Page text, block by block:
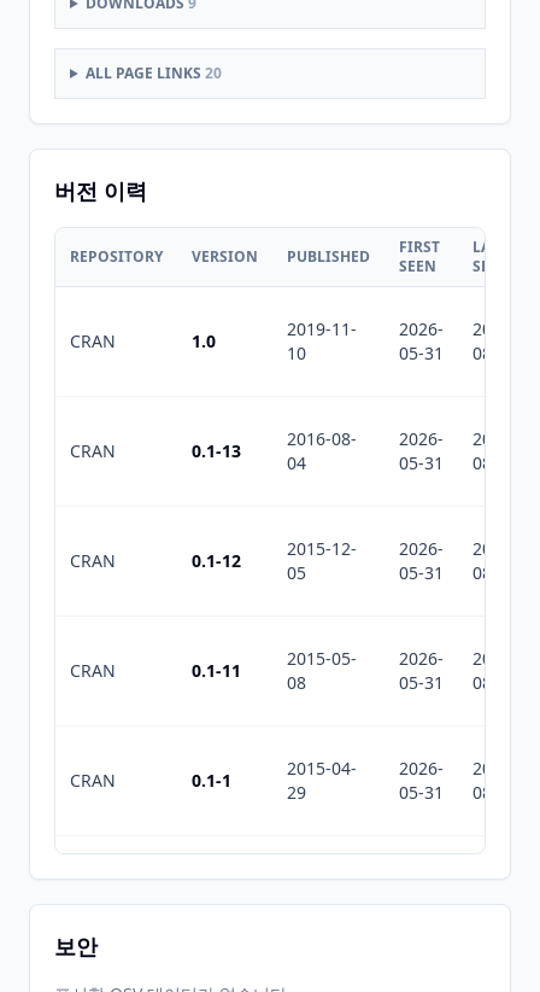
ALL PAGE LINKS 20
버전 이력
REPOSITORY VERSION PUBLISHED
FIRST
SEEN
LAST
SEEN
CRAN 1.0
2019-11-
10
2026-
05-31
2026-
08-03
CRAN 0.1-13
2016-08-
04
2026-
05-31
2026-
08-03
CRAN 0.1-12
2015-12-
05
2026-
05-31
2026-
08-03
CRAN 0.1-11
2015-05-
08
2026-
05-31
2026-
08-03
CRAN 0.1-1
2015-04-
29
2026-
05-31
2026-
08-03
2026-
05-31
2026-
07-10
보안